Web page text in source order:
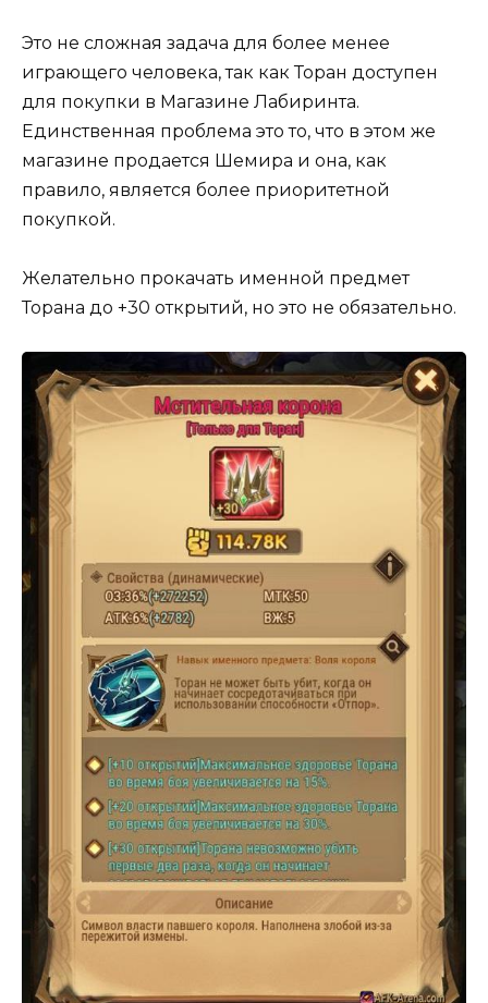
Это не сложная задача для более менее
играющего человека, так как Торан доступен
для покупки в Магазине Лабиринта.
Единственная проблема это то, что в этом же
магазине продается Шемира и она, как
правило, является более приоритетной
покупкой.
Желательно прокачать именной предмет
Торана до +30 открытий, но это не обязательно.